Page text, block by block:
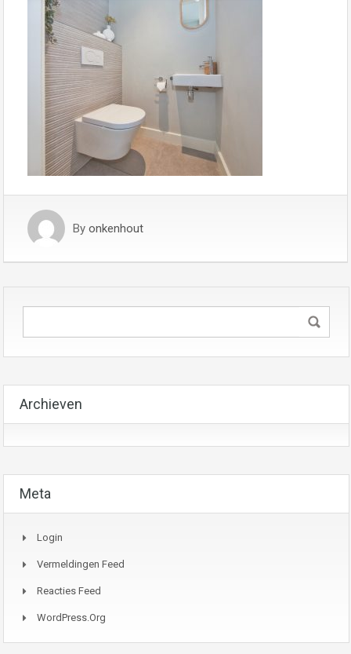
By onkenhout
Archieven
Meta
Login
Vermeldingen Feed
Reacties Feed
WordPress.org